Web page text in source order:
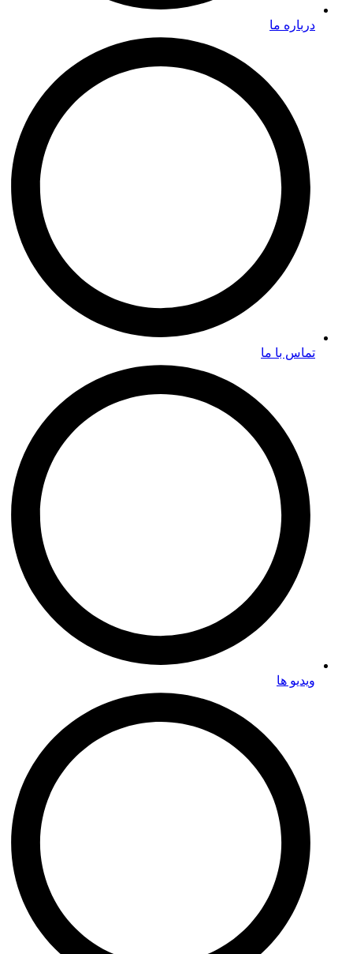
درباره ما
تماس با ما
ویدیو ها